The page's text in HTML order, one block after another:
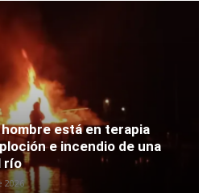
está en terapia
e incendio de una
río
2026